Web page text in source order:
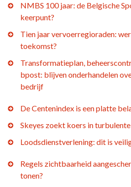
NMBS 100 jaar: de Belgische
keerpunt?
Tien jaar vervoerregioraden:
toekomst?
Transformatieplan,
bpost: blijven onderhandelen
bedrijf
De Centenindex is een platte
Skeyes zoekt koers in
Loodsdienstverlening: dit is
Regels zichtbaarheid
tonen?